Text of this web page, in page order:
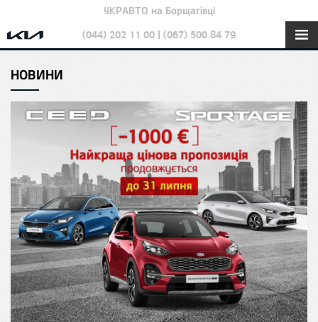
УКРАВТО на Борщагівці
(044) 202 11 00 | (067) 500 84 79
НОВИНИ